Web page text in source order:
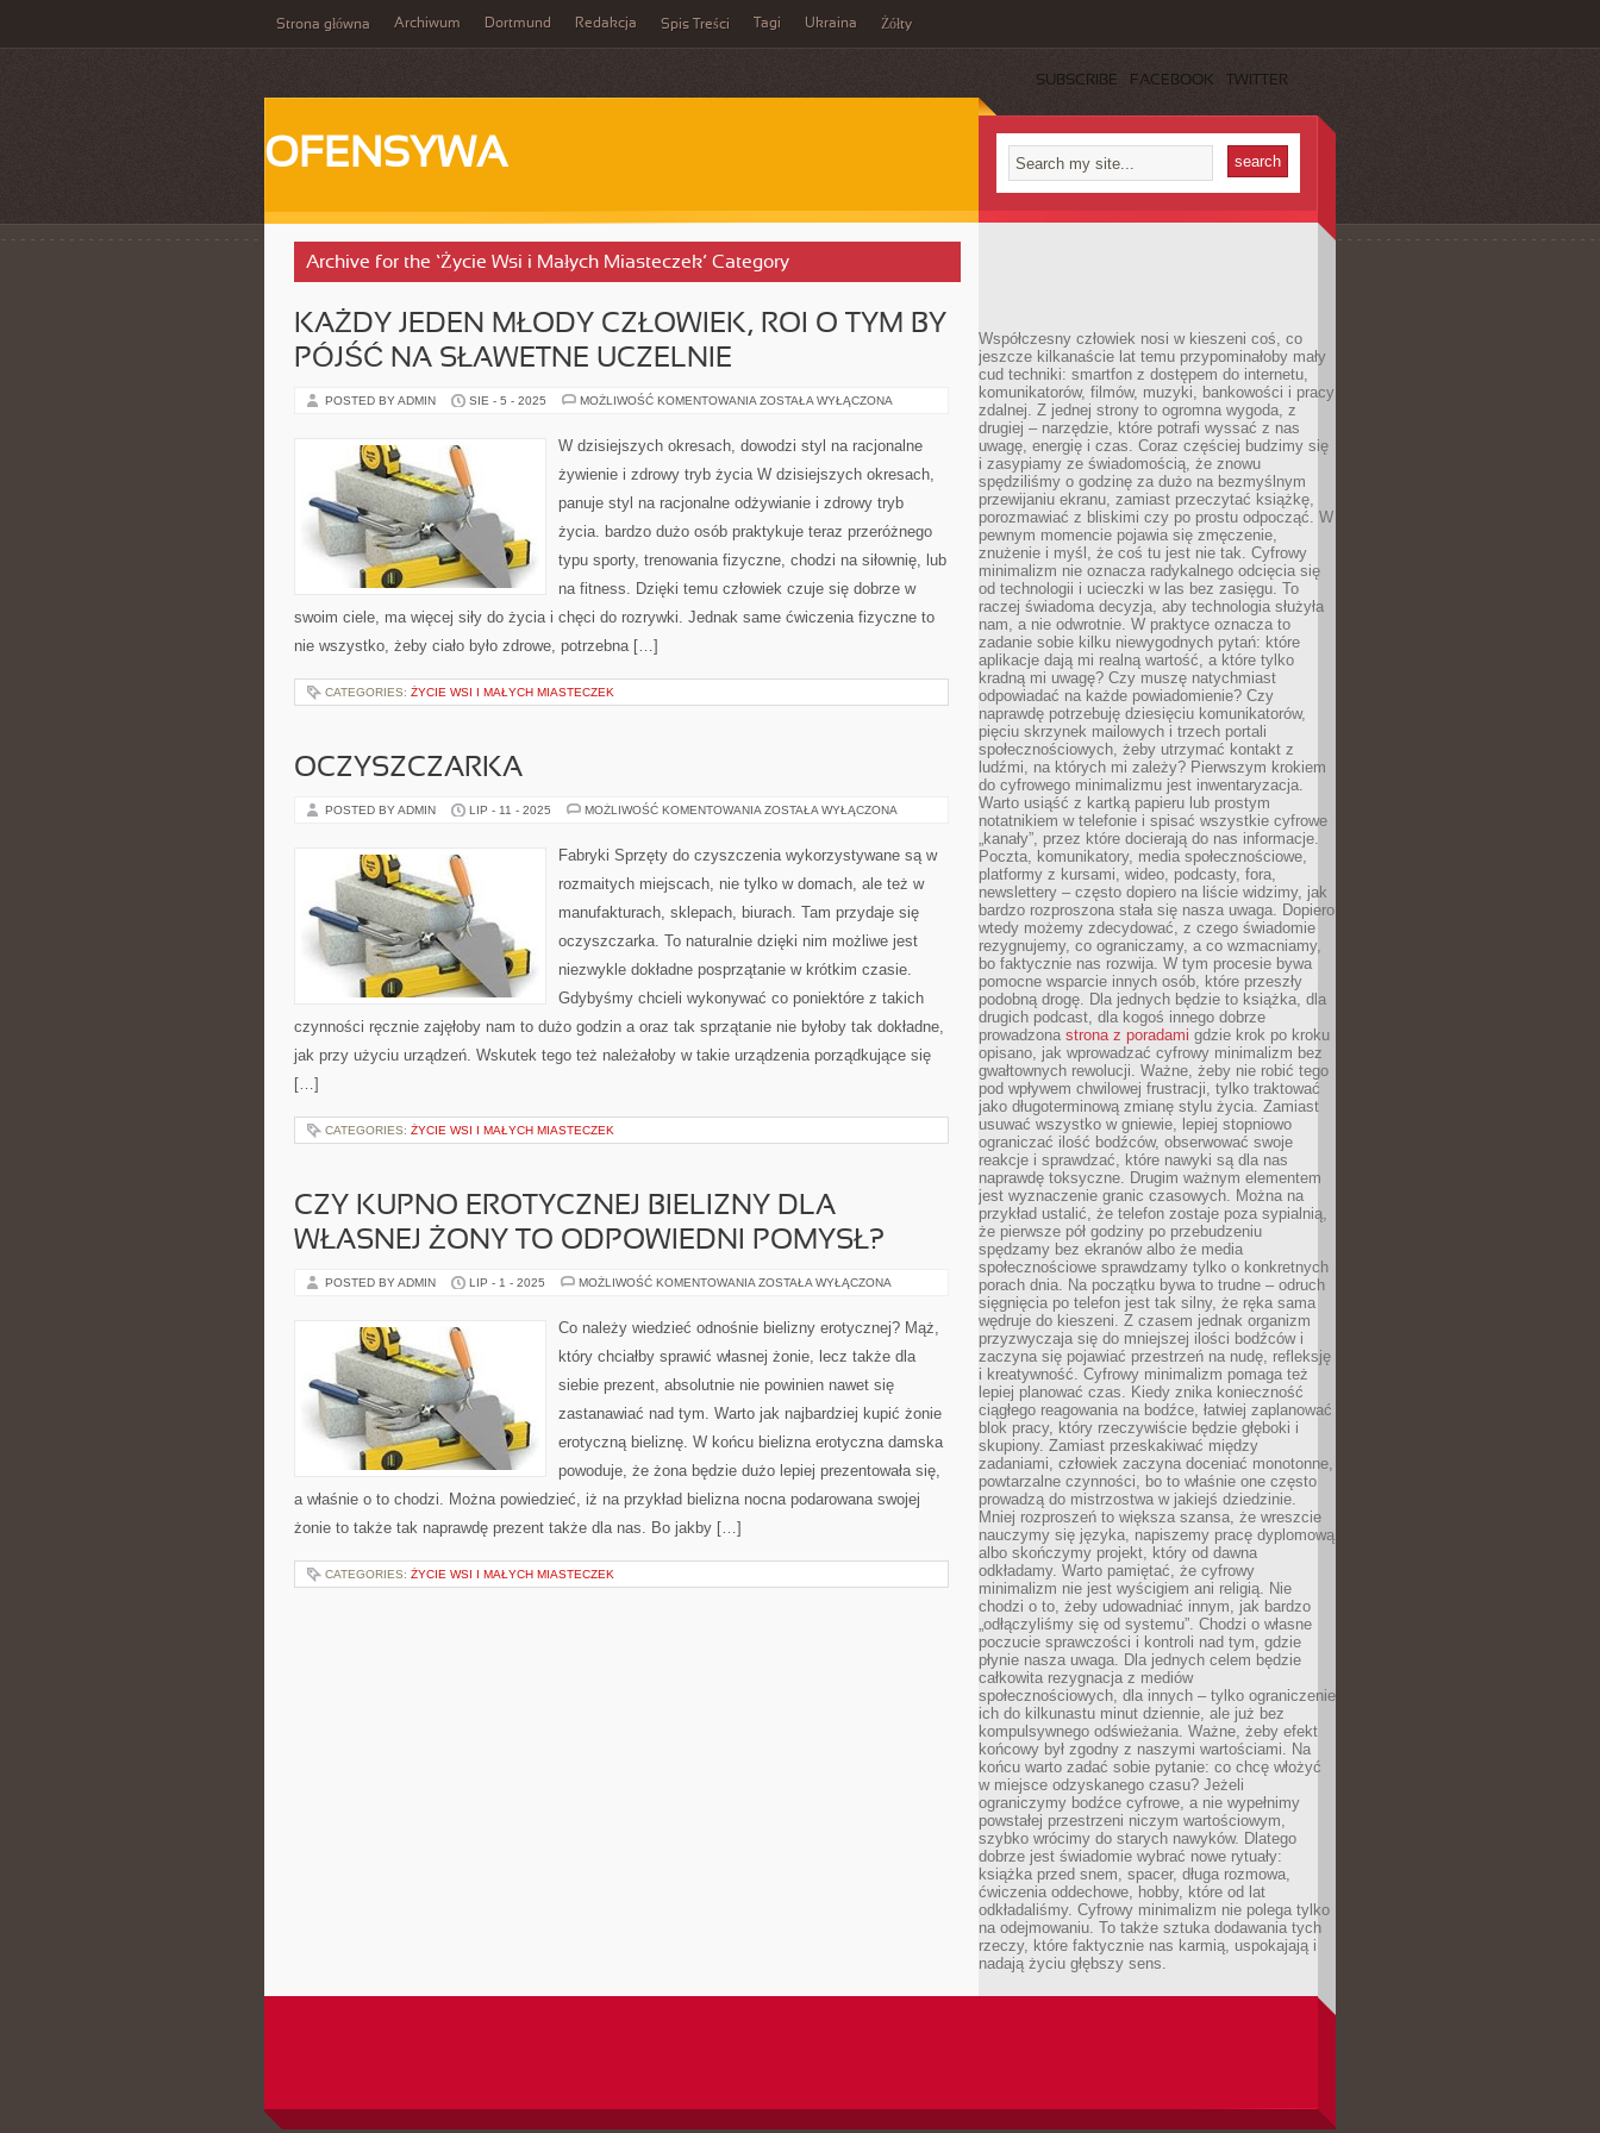
Strona główna Archiwum Dortmund Redakcja Spis Treści Tagi Ukraina Żółty
SUBSCRIBE FACEBOOK TWITTER
OFENSYWA
Archive for the ‘Życie Wsi i Małych Miasteczek’ Category
KAŻDY JEDEN MŁODY CZŁOWIEK, ROI O TYM BY
PÓJŚĆ NA SŁAWETNE UCZELNIE
POSTED BY ADMIN SIE - 5 - 2025 MOŻLIWOŚĆ KOMENTOWANIA KAŻDY
CZŁOWIEK,
ROI
TYM
PÓJŚĆ
SŁAWETNE
UCZELNIE
ZOSTAŁA WYŁĄCZONA
W dzisiejszych okresach, dowodzi styl na racjonalne
żywienie i zdrowy tryb życia W dzisiejszych okresach,
panuje styl na racjonalne odżywianie i zdrowy tryb
życia. bardzo dużo osób praktykuje teraz przeróżnego
typu sporty, trenowania fizyczne, chodzi na siłownię, lub
na fitness. Dzięki temu człowiek czuje się dobrze w
swoim ciele, ma więcej siły do życia i chęci do rozrywki. Jednak same ćwiczenia fizyczne to
nie wszystko, żeby ciało było zdrowe, potrzebna […]
CATEGORIES: ŻYCIE WSI I MAŁYCH MIASTECZEK
OCZYSZCZARKA
POSTED BY ADMIN LIP - 11 - 2025 MOŻLIWOŚĆ KOMENTOWANIA OCZYSZCZARKA
ZOSTAŁA WYŁĄCZONA
Fabryki Sprzęty do czyszczenia wykorzystywane są w
rozmaitych miejscach, nie tylko w domach, ale też w
manufakturach, sklepach, biurach. Tam przydaje się
oczyszczarka. To naturalnie dzięki nim możliwe jest
niezwykle dokładne posprzątanie w krótkim czasie.
Gdybyśmy chcieli wykonywać co poniektóre z takich
czynności ręcznie zajęłoby nam to dużo godzin a oraz tak sprzątanie nie byłoby tak dokładne,
jak przy użyciu urządzeń. Wskutek tego też należałoby w takie urządzenia porządkujące się
[…]
CATEGORIES: ŻYCIE WSI I MAŁYCH MIASTECZEK
CZY KUPNO EROTYCZNEJ BIELIZNY DLA
WŁASNEJ ŻONY TO ODPOWIEDNI POMYSŁ?
POSTED BY ADMIN LIP - 1 - 2025 MOŻLIWOŚĆ KOMENTOWANIA CZY
BIELIZNY
DLA
ŻONY
ODPOWIEDNI
ZOSTAŁA WYŁĄCZONA
Co należy wiedzieć odnośnie bielizny erotycznej? Mąż,
który chciałby sprawić własnej żonie, lecz także dla
siebie prezent, absolutnie nie powinien nawet się
zastanawiać nad tym. Warto jak najbardziej kupić żonie
erotyczną bieliznę. W końcu bielizna erotyczna damska
powoduje, że żona będzie dużo lepiej prezentowała się,
a właśnie o to chodzi. Można powiedzieć, iż na przykład bielizna nocna podarowana swojej
żonie to także tak naprawdę prezent także dla nas. Bo jakby […]
CATEGORIES: ŻYCIE WSI I MAŁYCH MIASTECZEK
Współczesny człowiek nosi w kieszeni coś, co
jeszcze kilkanaście lat temu przypominałoby mały
cud techniki: smartfon z dostępem do internetu,
komunikatorów, filmów, muzyki, bankowości i pracy
zdalnej. Z jednej strony to ogromna wygoda, z
drugiej – narzędzie, które potrafi wyssać z nas
uwagę, energię i czas. Coraz częściej budzimy się
i zasypiamy ze świadomością, że znowu
spędziliśmy o godzinę za dużo na bezmyślnym
przewijaniu ekranu, zamiast przeczytać książkę,
porozmawiać z bliskimi czy po prostu odpocząć. W
pewnym momencie pojawia się zmęczenie,
znużenie i myśl, że coś tu jest nie tak. Cyfrowy
minimalizm nie oznacza radykalnego odcięcia się
od technologii i ucieczki w las bez zasięgu. To
raczej świadoma decyzja, aby technologia służyła
nam, a nie odwrotnie. W praktyce oznacza to
zadanie sobie kilku niewygodnych pytań: które
aplikacje dają mi realną wartość, a które tylko
kradną mi uwagę? Czy muszę natychmiast
odpowiadać na każde powiadomienie? Czy
naprawdę potrzebuję dziesięciu komunikatorów,
pięciu skrzynek mailowych i trzech portali
społecznościowych, żeby utrzymać kontakt z
ludźmi, na których mi zależy? Pierwszym krokiem
do cyfrowego minimalizmu jest inwentaryzacja.
Warto usiąść z kartką papieru lub prostym
notatnikiem w telefonie i spisać wszystkie cyfrowe
„kanały”, przez które docierają do nas informacje.
Poczta, komunikatory, media społecznościowe,
platformy z kursami, wideo, podcasty, fora,
newslettery – często dopiero na liście widzimy, jak
bardzo rozproszona stała się nasza uwaga. Dopiero
wtedy możemy zdecydować, z czego świadomie
rezygnujemy, co ograniczamy, a co wzmacniamy,
bo faktycznie nas rozwija. W tym procesie bywa
pomocne wsparcie innych osób, które przeszły
podobną drogę. Dla jednych będzie to książka, dla
drugich podcast, dla kogoś innego dobrze
prowadzona strona z poradami gdzie krok po kroku
opisano, jak wprowadzać cyfrowy minimalizm bez
gwałtownych rewolucji. Ważne, żeby nie robić tego
pod wpływem chwilowej frustracji, tylko traktować
jako długoterminową zmianę stylu życia. Zamiast
usuwać wszystko w gniewie, lepiej stopniowo
ograniczać ilość bodźców, obserwować swoje
reakcje i sprawdzać, które nawyki są dla nas
naprawdę toksyczne. Drugim ważnym elementem
jest wyznaczenie granic czasowych. Można na
przykład ustalić, że telefon zostaje poza sypialnią,
że pierwsze pół godziny po przebudzeniu
spędzamy bez ekranów albo że media
społecznościowe sprawdzamy tylko o konkretnych
porach dnia. Na początku bywa to trudne – odruch
sięgnięcia po telefon jest tak silny, że ręka sama
wędruje do kieszeni. Z czasem jednak organizm
przyzwyczaja się do mniejszej ilości bodźców i
zaczyna się pojawiać przestrzeń na nudę, refleksję
i kreatywność. Cyfrowy minimalizm pomaga też
lepiej planować czas. Kiedy znika konieczność
ciągłego reagowania na bodźce, łatwiej zaplanować
blok pracy, który rzeczywiście będzie głęboki i
skupiony. Zamiast przeskakiwać między
zadaniami, człowiek zaczyna doceniać monotonne,
powtarzalne czynności, bo to właśnie one często
prowadzą do mistrzostwa w jakiejś dziedzinie.
Mniej rozproszeń to większa szansa, że wreszcie
nauczymy się języka, napiszemy pracę dyplomową
albo skończymy projekt, który od dawna
odkładamy. Warto pamiętać, że cyfrowy
minimalizm nie jest wyścigiem ani religią. Nie
chodzi o to, żeby udowadniać innym, jak bardzo
„odłączyliśmy się od systemu”. Chodzi o własne
poczucie sprawczości i kontroli nad tym, gdzie
płynie nasza uwaga. Dla jednych celem będzie
całkowita rezygnacja z mediów
społecznościowych, dla innych – tylko ograniczenie
ich do kilkunastu minut dziennie, ale już bez
kompulsywnego odświeżania. Ważne, żeby efekt
końcowy był zgodny z naszymi wartościami. Na
końcu warto zadać sobie pytanie: co chcę włożyć
w miejsce odzyskanego czasu? Jeżeli
ograniczymy bodźce cyfrowe, a nie wypełnimy
powstałej przestrzeni niczym wartościowym,
szybko wrócimy do starych nawyków. Dlatego
dobrze jest świadomie wybrać nowe rytuały:
książka przed snem, spacer, długa rozmowa,
ćwiczenia oddechowe, hobby, które od lat
odkładaliśmy. Cyfrowy minimalizm nie polega tylko
na odejmowaniu. To także sztuka dodawania tych
rzeczy, które faktycznie nas karmią, uspokajają i
nadają życiu głębszy sens.